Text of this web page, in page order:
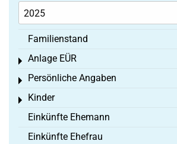
Familienstand
Anlage EÜR
Toggle menu
Persönliche Angaben
Toggle menu
Kinder
Toggle menu
Einkünfte Ehemann
Einkünfte Ehefrau